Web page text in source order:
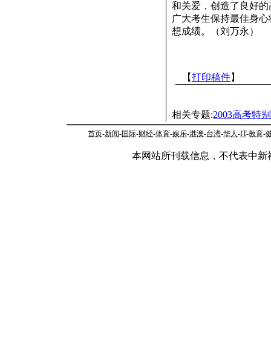
和关爱，创造了良好
广大考生保持最佳身
想成绩。（刘万永）
【打印稿件】
相关专题:2003高考特
首页-新闻-国际-财经-体育-娱乐-港澳-台湾-华人-IT-教育-
本网站所刊载信息，不代表中